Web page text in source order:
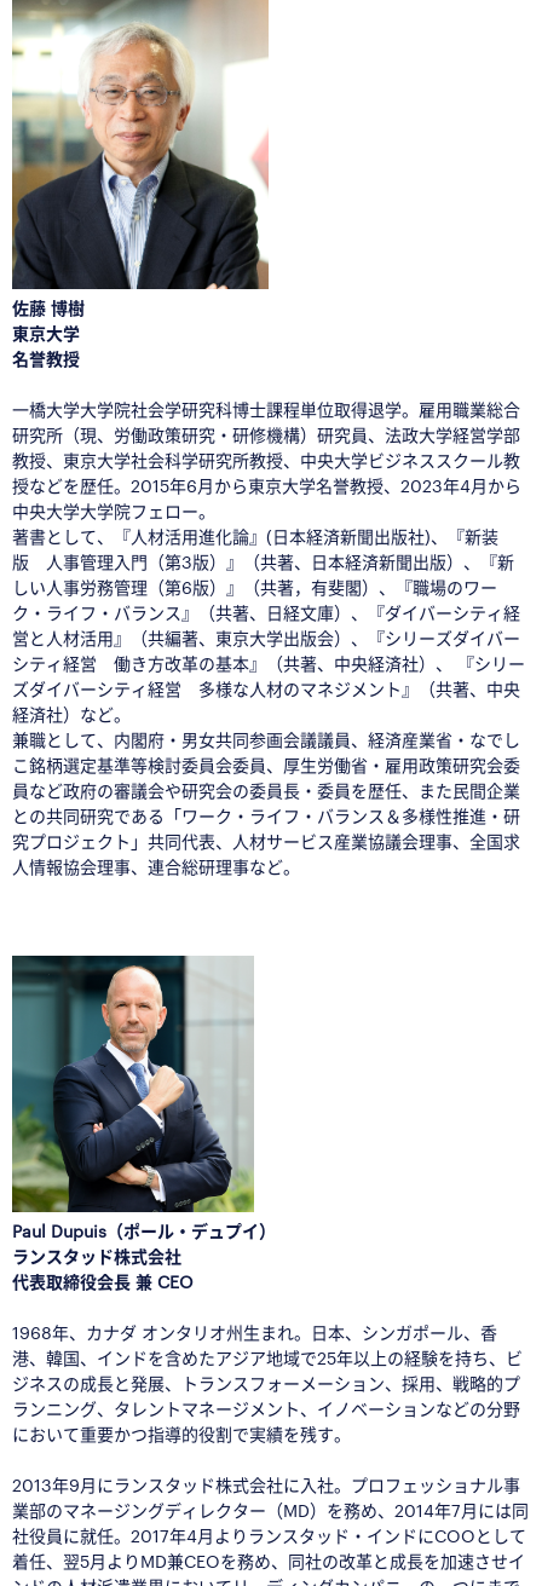
佐藤 博樹
東京大学
名誉教授
一橋大学大学院社会学研究科博士課程単位取得退学。雇用職業総合
研究所（現、労働政策研究・研修機構）研究員、法政大学経営学部
教授、東京大学社会科学研究所教授、中央大学ビジネススクール教
授などを歴任。2015年6月から東京大学名誉教授、2023年4月から
中央大学大学院フェロー。
著書として、『人材活用進化論』(日本経済新聞出版社)、『新装
版 人事管理入門（第3版）』（共著、日本経済新聞出版）、『新
しい人事労務管理（第6版）』（共著，有斐閣）、『職場のワー
ク・ライフ・バランス』（共著、日経文庫）、『ダイバーシティ経
営と人材活用』（共編著、東京大学出版会）、『シリーズダイバー
シティ経営 働き方改革の基本』（共著、中央経済社）、 『シリー
ズダイバーシティ経営 多様な人材のマネジメント』（共著、中央
経済社）など。
兼職として、内閣府・男女共同参画会議議員、経済産業省・なでし
こ銘柄選定基準等検討委員会委員、厚生労働省・雇用政策研究会委
員など政府の審議会や研究会の委員長・委員を歴任、また民間企業
との共同研究である「ワーク・ライフ・バランス＆多様性推進・研
究プロジェクト」共同代表、人材サービス産業協議会理事、全国求
人情報協会理事、連合総研理事など。
Paul Dupuis（ポール・デュプイ）
ランスタッド株式会社
代表取締役会長 兼 CEO
1968年、カナダ オンタリオ州生まれ。日本、シンガポール、香
港、韓国、インドを含めたアジア地域で25年以上の経験を持ち、ビ
ジネスの成長と発展、トランスフォーメーション、採用、戦略的プ
ランニング、タレントマネージメント、イノベーションなどの分野
において重要かつ指導的役割で実績を残す。
2013年9月にランスタッド株式会社に入社。プロフェッショナル事
業部のマネージングディレクター（MD）を務め、2014年7月には同
社役員に就任。2017年4月よりランスタッド・インドにCOOとして
着任、翌5月よりMD兼CEOを務め、同社の改革と成長を加速させイ